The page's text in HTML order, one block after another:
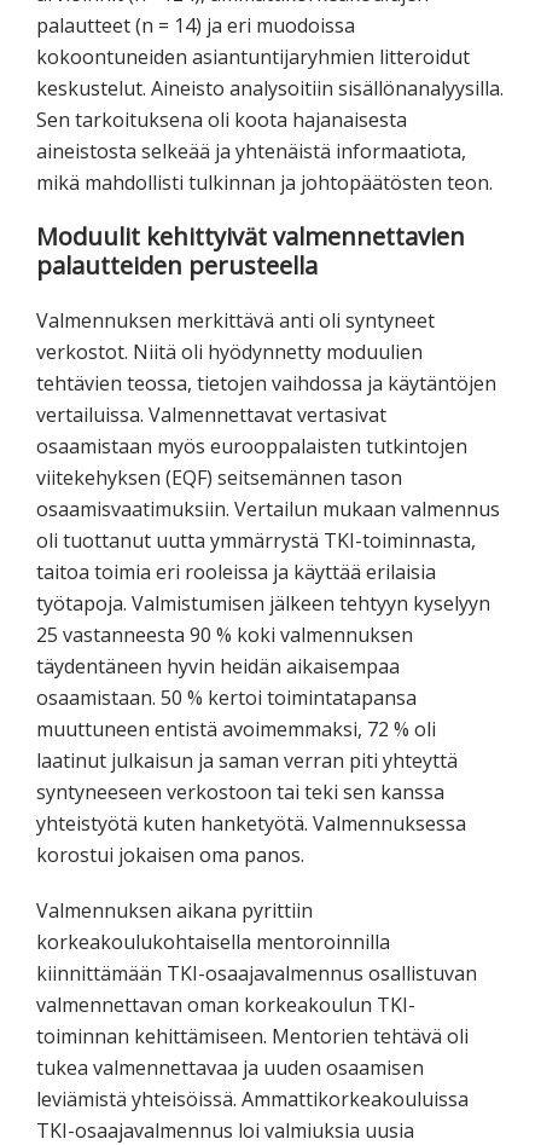
palautteet (n = 14) ja eri muodoissa
kokoontuneiden asiantuntijaryhmien litteroidut
keskustelut. Aineisto analysoitiin sisällönanalyysilla.
Sen tarkoituksena oli koota hajanaisesta
aineistosta selkeää ja yhtenäistä informaatiota,
mikä mahdollisti tulkinnan ja johtopäätösten teon.
Moduulit kehittyivät valmennettavien
palautteiden perusteella
Valmennuksen merkittävä anti oli syntyneet
verkostot. Niitä oli hyödynnetty moduulien
tehtävien teossa, tietojen vaihdossa ja käytäntöjen
vertailuissa. Valmennettavat vertasivat
osaamistaan myös eurooppalaisten tutkintojen
viitekehyksen (EQF) seitsemännen tason
osaamisvaatimuksiin. Vertailun mukaan valmennus
oli tuottanut uutta ymmärrystä TKI-toiminnasta,
taitoa toimia eri rooleissa ja käyttää erilaisia
työtapoja. Valmistumisen jälkeen tehtyyn kyselyyn
25 vastanneesta 90 % koki valmennuksen
täydentäneen hyvin heidän aikaisempaa
osaamistaan. 50 % kertoi toimintatapansa
muuttuneen entistä avoimemmaksi, 72 % oli
laatinut julkaisun ja saman verran piti yhteyttä
syntyneeseen verkostoon tai teki sen kanssa
yhteistyötä kuten hanketyötä. Valmennuksessa
korostui jokaisen oma panos.
Valmennuksen aikana pyrittiin
korkeakoulukohtaisella mentoroinnilla
kiinnittämään TKI-osaajavalmennus osallistuvan
valmennettavan oman korkeakoulun TKI-
toiminnan kehittämiseen. Mentorien tehtävä oli
tukea valmennettavaa ja uuden osaamisen
leviämistä yhteisöissä. Ammattikorkeakouluissa
TKI-osaajavalmennus loi valmiuksia uusia